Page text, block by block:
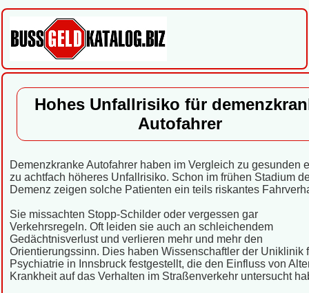
Hohes Unfallrisiko für
Autofahrer
Demenzkranke Autofahrer haben im Vergleich zu gesunden
zu achtfach höheres Unfallrisiko. Schon im frühen Stadium
Demenz zeigen solche Patienten ein teils riskantes
Sie missachten Stopp-Schilder oder vergessen gar
Verkehrsregeln. Oft leiden sie auch an schleichendem
Gedächtnisverlust und verlieren mehr und mehr den
Orientierungssinn. Dies haben Wissenschaftler der Uniklinik
Psychiatrie in Innsbruck festgestellt, die den Einfluss von
Krankheit auf das Verhalten im Straßenverkehr untersucht